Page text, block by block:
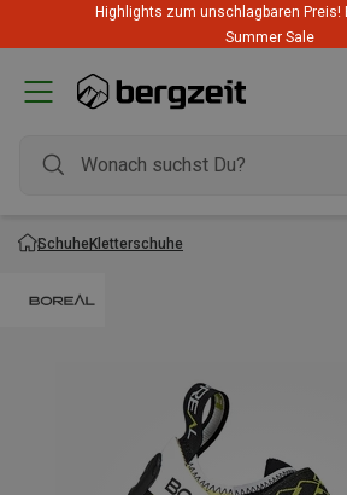
Highlights zum unschlagbaren Preis!
Summer Sale
SchuheKletterschuhe